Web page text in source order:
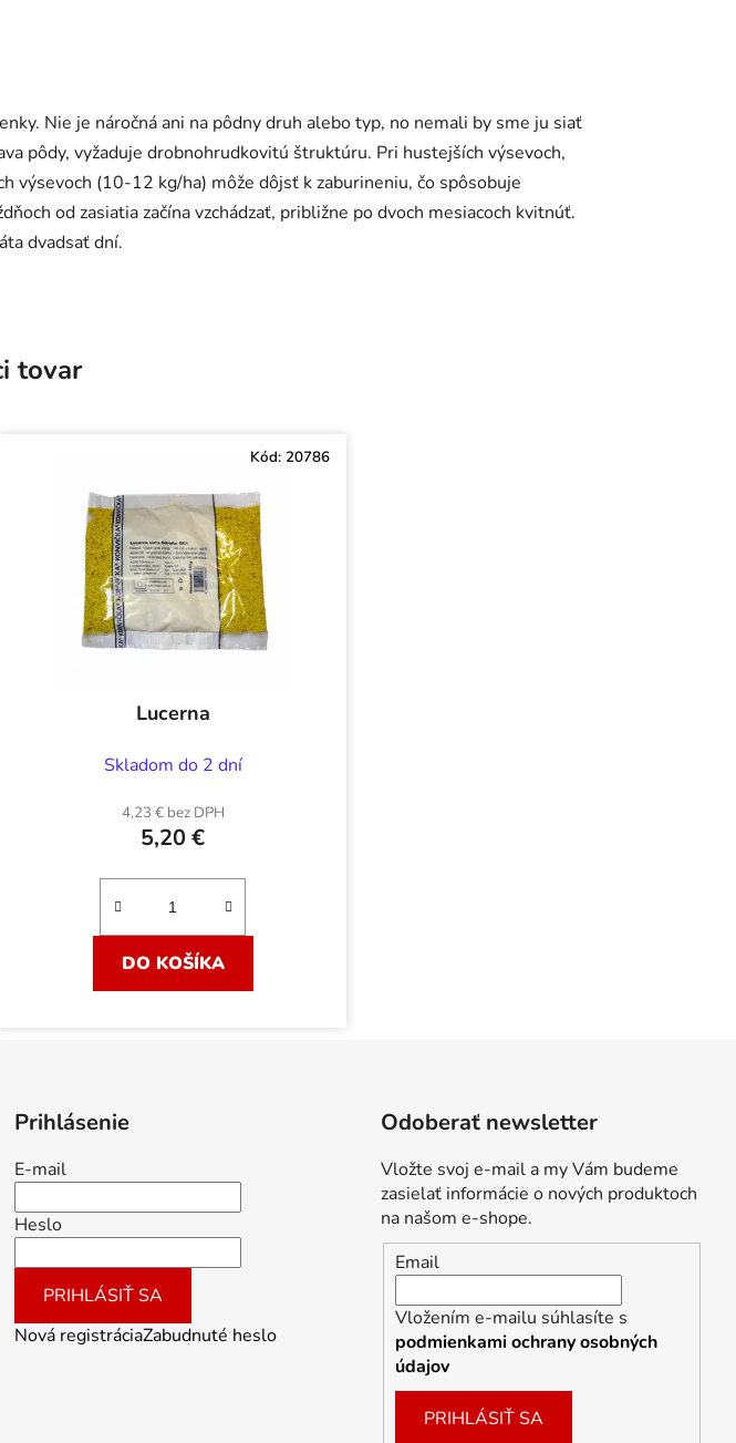
Nie je náročná ani na pôdny druh alebo typ, no nemali by sme ju siať
pôdy, vyžaduje drobnohrudkovitú štruktúru. Pri hustejších výsevoch,
výsevoch (10-12 kg/ha) môže dôjsť k zaburineniu, čo spôsobuje
od zasiatia začína vzchádzať, približne po dvoch mesiacoch kvitnúť.
dvadsať dní.
tovar
Lucerna
Skladom do 2 dní
4,23 € bez DPH
5,20 €
DO KOŠÍKA
Kód: 20786
Prihlásenie
E-mail
Heslo
PRIHLÁSIŤ SA
Nová registráciaZabudnuté heslo
Odoberať newsletter
Vložte svoj e-mail a my Vám budeme
zasielať informácie o nových produktoch
na našom e-shope.
Email
Vložením e-mailu súhlasíte s
podmienkami ochrany osobných
údajov
PRIHLÁSIŤ SA